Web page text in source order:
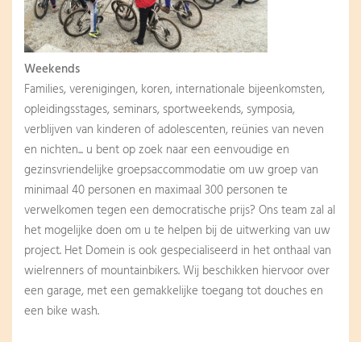
Weekends
Families, verenigingen, koren, internationale bijeenkomsten,
opleidingsstages, seminars, sportweekends, symposia,
verblijven van kinderen of adolescenten, reünies van neven
en nichten... u bent op zoek naar een eenvoudige en
gezinsvriendelijke groepsaccommodatie om uw groep van
minimaal 40 personen en maximaal 300 personen te
verwelkomen tegen een democratische prijs? Ons team zal al
het mogelijke doen om u te helpen bij de uitwerking van uw
project. Het Domein is ook gespecialiseerd in het onthaal van
wielrenners of mountainbikers. Wij beschikken hiervoor over
een garage, met een gemakkelijke toegang tot douches en
een bike wash.​